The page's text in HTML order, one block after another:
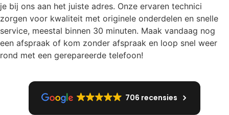
je bij ons aan het juiste adres. Onze ervaren technici
zorgen voor kwaliteit met originele onderdelen en snelle
service, meestal binnen 30 minuten. Maak vandaag nog
een afspraak of kom zonder afspraak en loop snel weer
rond met een gerepareerde telefoon!
706 recensies